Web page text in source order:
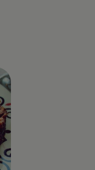
Tosca - un